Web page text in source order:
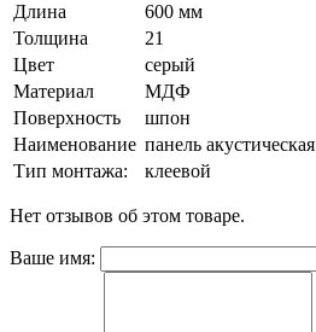
Длина
600 мм
Толщина
21
Цвет
серый
Материал
МДФ
Поверхность
шпон
Наименование панель акустическая
Тип монтажа:
клеевой
Нет отзывов об этом товаре.
Ваше имя: